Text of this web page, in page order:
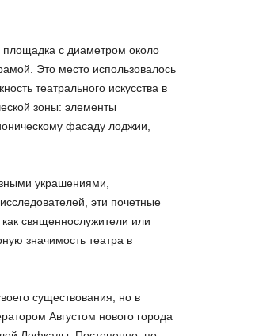
площадка с диаметром около
Это место использовалось
театрального искусства в
зоны: элементы
фасаду лоджии,
украшениями,
эти почетные
священнослужители или
значимость театра в
существования, но в
Августом нового города